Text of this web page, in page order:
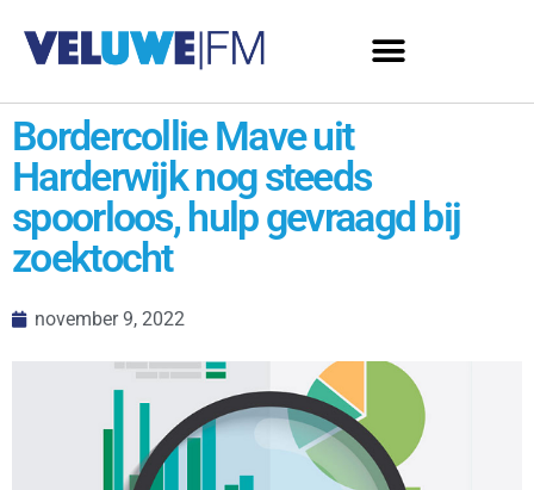
Bordercollie Mave uit
Harderwijk nog steeds
spoorloos, hulp gevraagd bij
zoektocht
november 9, 2022